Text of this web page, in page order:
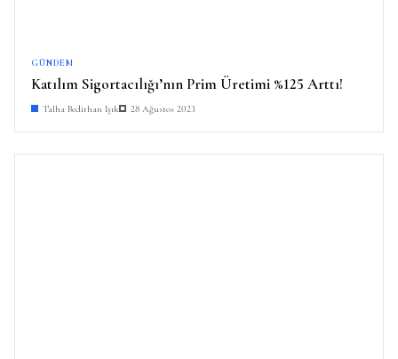
GÜNDEM
Katılım Sigortacılığı’nın Prim Üretimi %125 Arttı!
Talha Bedirhan Işık 28 Ağustos 2023